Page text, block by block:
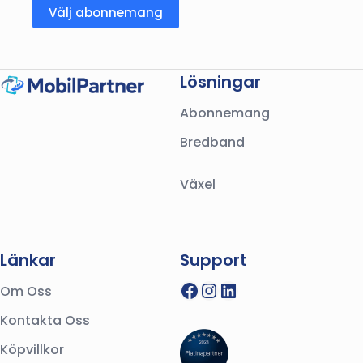
Välj abonnemang
Lösningar
Abonnemang
Bredband
Växel
Länkar
Om Oss
Kontakta Oss
Köpvillkor
Support
Facebook
Instagram
LinkedIn